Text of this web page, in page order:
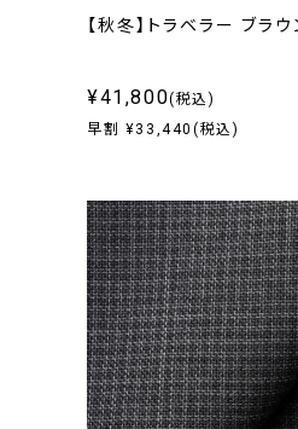
【秋冬】トラベラー ブラウ
¥41,800(税込)
早割 ¥33,440(税込)